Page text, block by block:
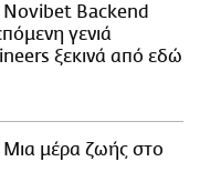
Novibet Backend
γενιά
ξεκινά από εδώ
Μια μέρα ζωής στο